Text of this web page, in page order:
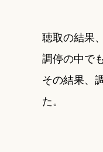
聴取の結果
調停の中で
その結果、
た。